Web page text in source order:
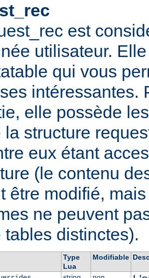
est
utilisateur.
qui vous
intéressantes.
elle possède
la structure
eux étant
(le contenu
être modifié,
ne peuvent
tables distinctes).
Type
Lua
Modifiable